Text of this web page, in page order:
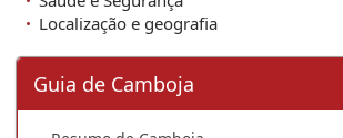
Localização e geografia
Guia de Camboja